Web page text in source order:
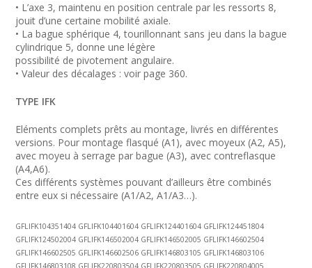
• L’axe 3, maintenu en position centrale par les ressorts 8,
jouit d’une certaine mobilité axiale.
• La bague sphérique 4, tourillonnant sans jeu dans la bague
cylindrique 5, donne une légère
possibilité de pivotement angulaire.
• Valeur des décalages : voir page 360.
TYPE IFK
Eléments complets prêts au montage, livrés en différentes
versions. Pour montage flasqué (A1), avec moyeux (A2, A5),
avec moyeu à serrage par bague (A3), avec contreflasque
(A4,A6).
Ces différents systèmes pouvant d’ailleurs être combinés
entre eux si nécessaire (A1/A2, A1/A3…).
GFLIFK104351404 GFLIFK104401604 GFLIFK124401604 GFLIFK124451804
GFLIFK124502004 GFLIFK146502004 GFLIFK146502005 GFLIFK146602504
GFLIFK146602505 GFLIFK146602506 GFLIFK146803105 GFLIFK146803106
GFLIFK146803108 GFLIFK220803504 GFLIFK220803505 GFLIFK220804005